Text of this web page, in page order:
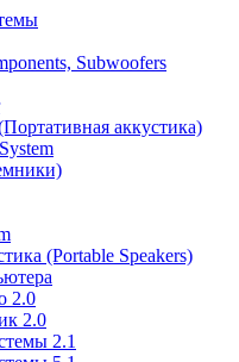
Subwoofers
аккустика)
(Portable Speakers)
2.0
2.0
2.1